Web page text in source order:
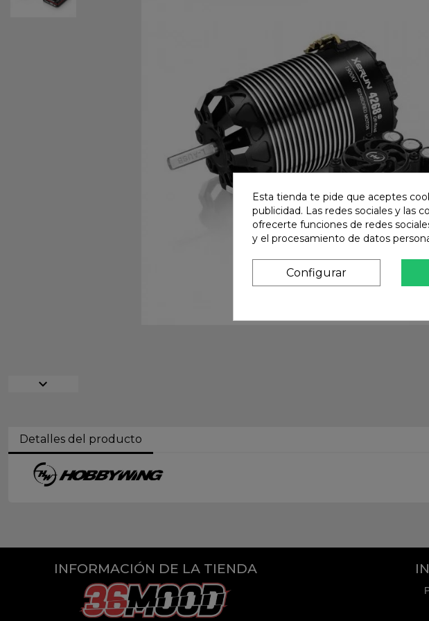
expand_more
Detalles del producto
INFORMACIÓN DE LA TIENDA
Esta tienda te pide que aceptes
publicidad. Las redes sociales y las
ofrecerte funciones de redes
y el procesamiento de datos
Configurar